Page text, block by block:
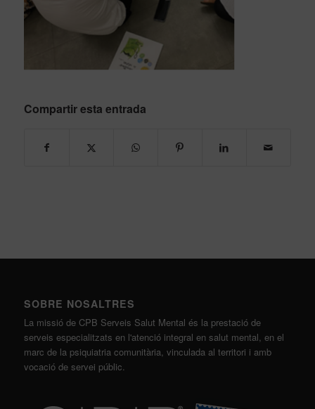
Compartir esta entrada
SOBRE NOSALTRES
La missió de CPB Serveis Salut Mental és la prestació de
serveis especialitzats en l'atenció integral en salut mental, en el
marc de la psiquiatria comunitària, vinculada al territori i amb
vocació de servei públic.